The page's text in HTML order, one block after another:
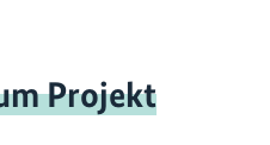
Projekt